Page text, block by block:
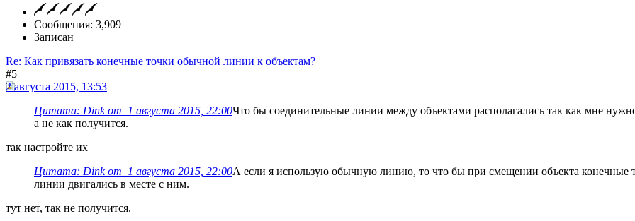
Сообщения: 3,909
Записан
Re: Как привязать конечные точки обычной линии к объектам?
#5
2 августа 2015, 13:53
Цитата: Dink от 1 августа 2015, 22:00Что бы соединительные линии между объектами располагались так как мне
а не как получится.
так настройте их
Цитата: Dink от 1 августа 2015, 22:00А если я использую обычную линию, то что бы при смещении объекта конечные
линии двигались в месте с ним.
тут нет, так не получится.